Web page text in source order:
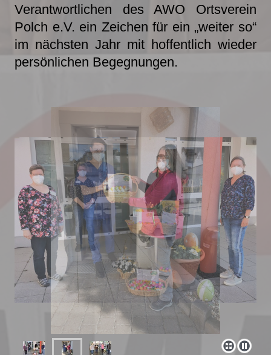
Verantwortlichen des AWO Ortsverein
Polch e.V. ein Zeichen für ein „weiter so“
im nächsten Jahr mit hoffentlich wieder
persönlichen Begegnungen.